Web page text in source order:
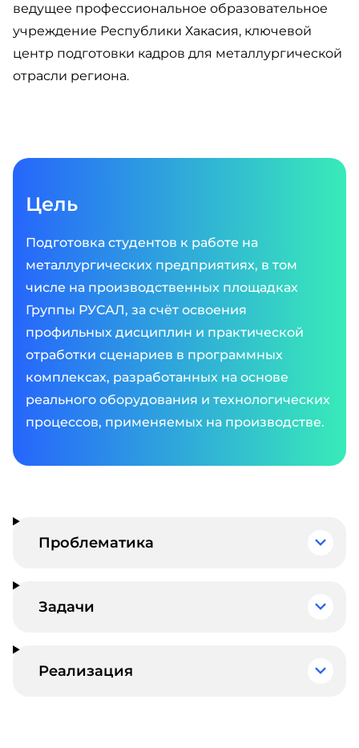
ведущее профессиональное образовательное
учреждение Республики Хакасия, ключевой
центр подготовки кадров для металлургической
отрасли региона.
Цель
Подготовка студентов к работе на
металлургических предприятиях, в том
числе на производственных площадках
Группы РУСАЛ, за счёт освоения
профильных дисциплин и практической
отработки сценариев в программных
комплексах, разработанных на основе
реального оборудования и технологических
процессов, применяемых на производстве.
Проблематика
Задачи
Реализация